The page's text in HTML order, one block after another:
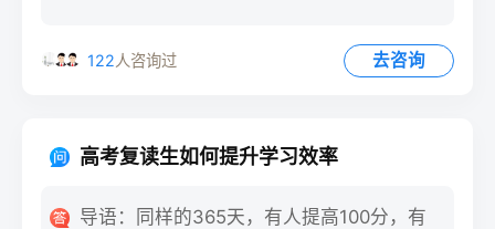
122人咨询过 去咨询
高考复读生如何提升学习效率
导语：同样的365天，有人提高100分，有